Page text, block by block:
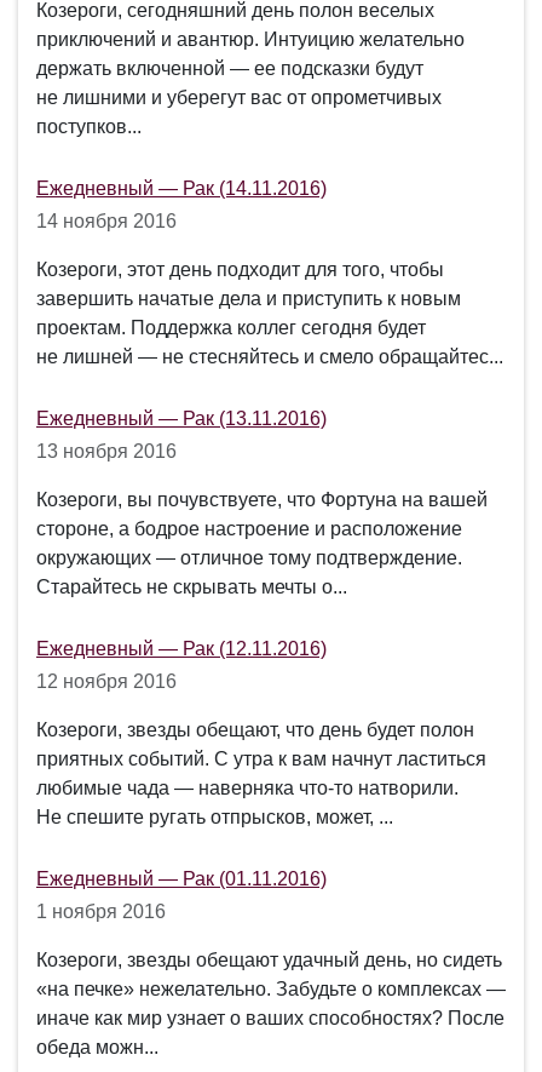
Козероги, сегодняшний день полон веселых
приключений и авантюр. Интуицию желательно
держать включенной ― ее подсказки будут
не лишними и уберегут вас от опрометчивых
поступков...
Ежедневный — Рак (14.11.2016)
14 ноября 2016
Козероги, этот день подходит для того, чтобы
завершить начатые дела и приступить к новым
проектам. Поддержка коллег сегодня будет
не лишней ― не стесняйтесь и смело обращайтес...
Ежедневный — Рак (13.11.2016)
13 ноября 2016
Козероги, вы почувствуете, что Фортуна на вашей
стороне, а бодрое настроение и расположение
окружающих — отличное тому подтверждение.
Старайтесь не скрывать мечты о...
Ежедневный — Рак (12.11.2016)
12 ноября 2016
Козероги, звезды обещают, что день будет полон
приятных событий. С утра к вам начнут ластиться
любимые чада — наверняка что-то натворили.
Не спешите ругать отпрысков, может, ...
Ежедневный — Рак (01.11.2016)
1 ноября 2016
Козероги, звезды обещают удачный день, но сидеть
«на печке» нежелательно. Забудьте о комплексах —
иначе как мир узнает о ваших способностях? После
обеда можн...